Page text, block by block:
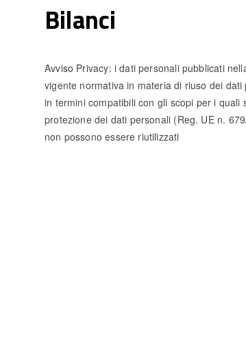
Bilanci
Avviso Privacy: i dati personali pubblicati
vigente normativa in materia di riuso dei
in termini compatibili con gli scopi per i
protezione dei dati personali (Reg. UE n.
non possono essere riutilizzati